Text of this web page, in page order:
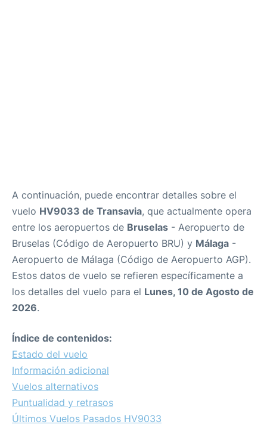
A continuación, puede encontrar detalles sobre el
vuelo HV9033 de Transavia, que actualmente opera
entre los aeropuertos de Bruselas - Aeropuerto de
Bruselas (Código de Aeropuerto BRU) y Málaga -
Aeropuerto de Málaga (Código de Aeropuerto AGP).
Estos datos de vuelo se refieren específicamente a
los detalles del vuelo para el Lunes, 10 de Agosto de
2026.
Índice de contenidos:
Estado del vuelo
Información adicional
Vuelos alternativos
Puntualidad y retrasos
Últimos Vuelos Pasados HV9033